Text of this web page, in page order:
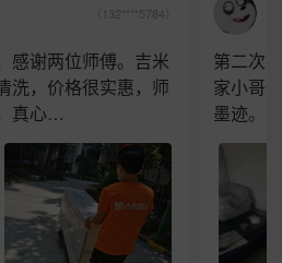
（132****5784）
感谢两位师傅。吉米
洗，价格很实惠，师
真心…
第二次
家小哥
墨迹。